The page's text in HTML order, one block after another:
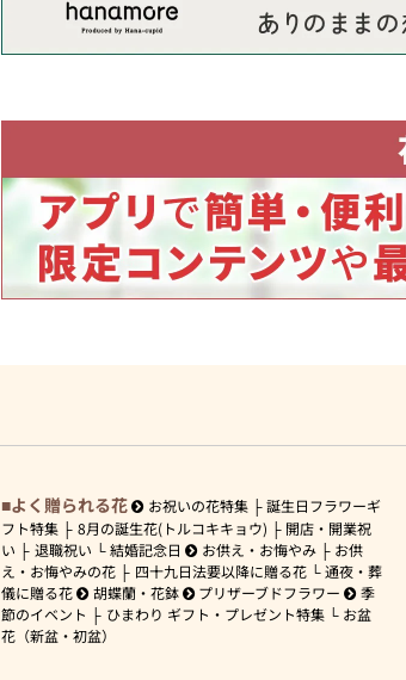
よく贈られる花 お祝いの花特集
誕生日フラワーギ
フト特集
8月の誕生花(トルコキキョウ)
開店・開業祝
い
退職祝い 結婚記念日 お供え・お悔やみ
お供
え・お悔やみの花
四十九日法要以降に贈る花
通夜・葬
儀に贈る花
胡蝶蘭・花鉢 プリザーブドフラワー
季
節のイベント
ひまわり ギフト・プレゼント特集
お盆
花（新盆・初盆）